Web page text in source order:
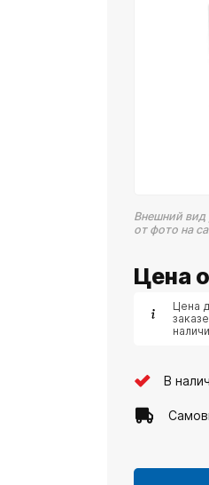
Внешний вид
от фото на
Цена
Цена
В